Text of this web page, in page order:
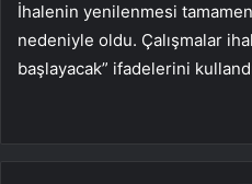
İhalenin yenilenmesi
nedeniyle oldu. Çalışmalar
başlayacak” ifadelerini